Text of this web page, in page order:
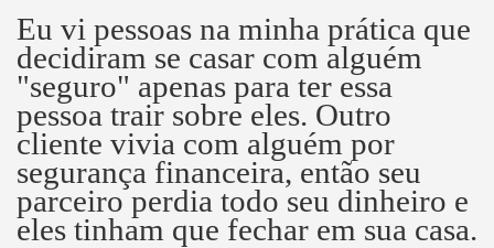
Eu vi pessoas na minha prática que
decidiram se casar com alguém
"seguro" apenas para ter essa
pessoa trair sobre eles. Outro
cliente vivia com alguém por
segurança financeira, então seu
parceiro perdia todo seu dinheiro e
eles tinham que fechar em sua casa.